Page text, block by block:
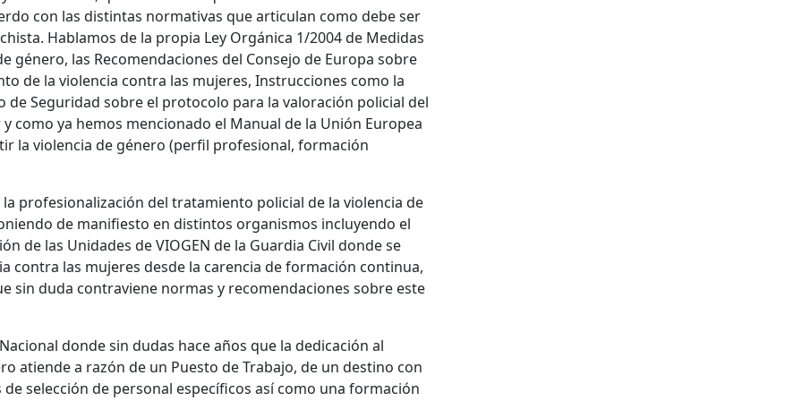
con las distintas normativas que articulan como debe ser
Hablamos de la propia Ley Orgánica 1/2004 de Medidas
género, las Recomendaciones del Consejo de Europa sobre
de la violencia contra las mujeres, Instrucciones como la
de Seguridad sobre el protocolo para la valoración policial del
como ya hemos mencionado el Manual de la Unión Europea
la violencia de género (perfil profesional, formación
profesionalización del tratamiento policial de la violencia de
de manifiesto en distintos organismos incluyendo el
de las Unidades de VIOGEN de la Guardia Civil donde se
contra las mujeres desde la carencia de formación continua,
sin duda contraviene normas y recomendaciones sobre este
donde sin dudas hace años que la dedicación al
atiende a razón de un Puesto de Trabajo, de un destino con
selección de personal específicos así como una formación